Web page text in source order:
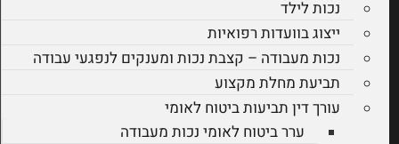
נכות לילד
ייצוג בוועדות רפואיות
נכות מעבודה – קצבת נכות ומענקים לנפגעי עבודה
תביעת מחלת מקצוע
עורך דין תביעות ביטוח לאומי
ערר ביטוח לאומי נכות מעבודה